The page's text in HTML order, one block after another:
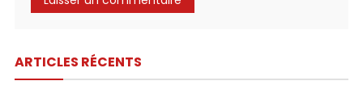
ARTICLES RÉCENTS